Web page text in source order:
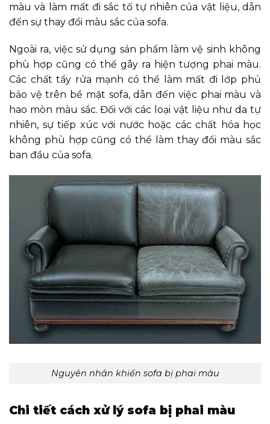
màu và làm mất đi sắc tố tự nhiên của vật liệu, dẫn
đến sự thay đổi màu sắc của sofa.
Ngoài ra, việc sử dụng sản phẩm làm vệ sinh không
phù hợp cũng có thể gây ra hiện tượng phai màu.
Các chất tẩy rửa mạnh có thể làm mất đi lớp phủ
bảo vệ trên bề mặt sofa, dẫn đến việc phai màu và
hao mòn màu sắc. Đối với các loại vật liệu như da tự
nhiên, sự tiếp xúc với nước hoặc các chất hóa học
không phù hợp cũng có thể làm thay đổi màu sắc
ban đầu của sofa.
Nguyên nhân khiến sofa bị phai màu
Chi tiết cách xử lý sofa bị phai màu